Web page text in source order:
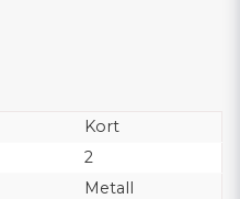
Kort
2
Metall